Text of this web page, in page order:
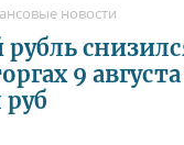
новости
рубль
9
руб